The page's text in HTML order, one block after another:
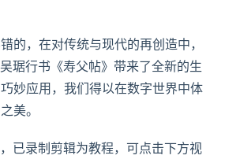
的，在对传统与现代的再创造中，
琚行书《寿父帖》带来了全新的生
妙应用，我们得以在数字世界中体
美。
已录制剪辑为教程，可点击下方视